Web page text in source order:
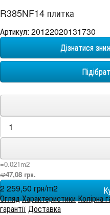
R385NF14 плитка
Артикул: 20122020131730
Дізнатися
=0.021m2
➫47,08 грн.
2 259,50 грн/m2
ОглядХарактеристикиКолірна
гарантії Доставка